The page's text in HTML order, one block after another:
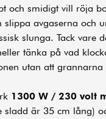
och smidigt vill röja
avgaserna och
slunga. Tack vare
tänka på vad
utan att grannarna
1300 W / 230 volt
sladd är 35 cm lång)